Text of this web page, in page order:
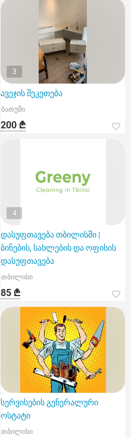
3
ავეჯის შეკეთება
ბათუმი
200 ₾
4
დასუფთავება თბილისში |
ბინების, სახლების და ოფისის
დასუფთავება
თბილისი
85 ₾
სერვისების გენერალური
ოსტატი
თბილისი